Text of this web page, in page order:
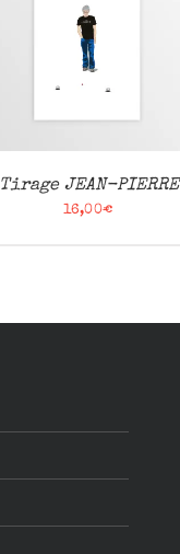
Tirage JEAN-PIERRE
16,00€
AJOUTER AU PANIER
APERÇU